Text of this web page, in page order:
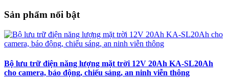
Sản phẩm nổi bật
Bộ lưu trữ điện năng lượng mặt trời 12V 20Ah KA-SL20Ah
cho camera, báo động, chiếu sáng, an ninh viễn thông